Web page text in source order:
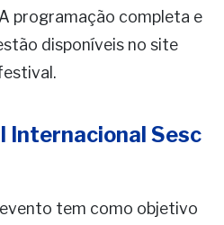
programação completa e
disponíveis no site
Internacional Sesc
evento tem como objetivo